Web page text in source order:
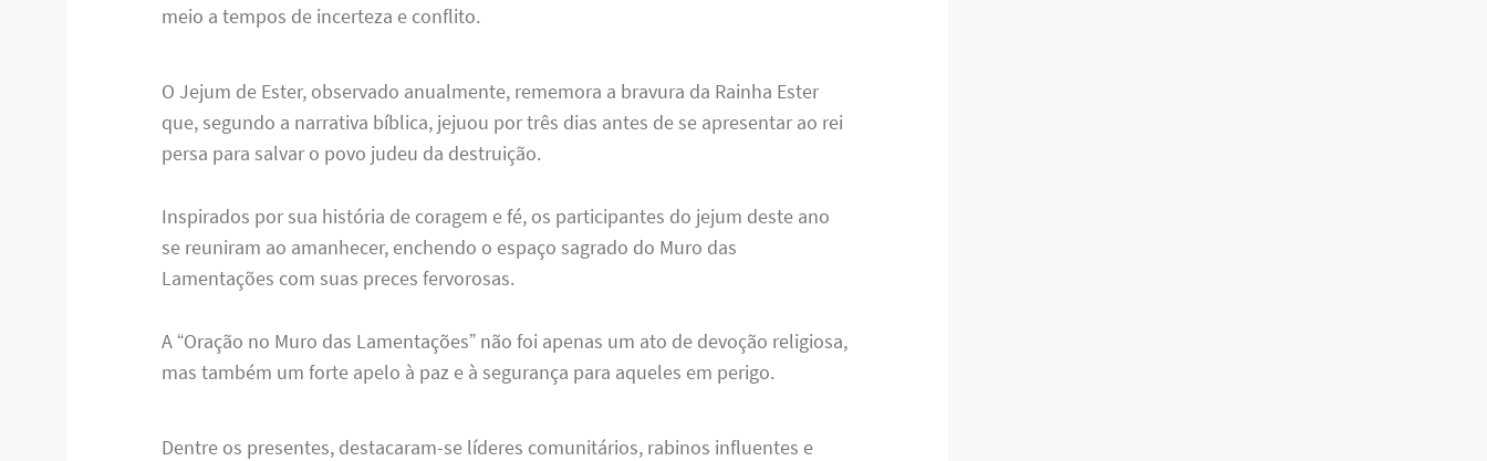
meio a tempos de incerteza e conflito.
O Jejum de Ester, observado anualmente, rememora a bravura da Rainha Ester
que, segundo a narrativa bíblica, jejuou por três dias antes de se apresentar ao rei
persa para salvar o povo judeu da destruição.
Inspirados por sua história de coragem e fé, os participantes do jejum deste ano
se reuniram ao amanhecer, enchendo o espaço sagrado do Muro das
Lamentações com suas preces fervorosas.
A “Oração no Muro das Lamentações” não foi apenas um ato de devoção religiosa,
mas também um forte apelo à paz e à segurança para aqueles em perigo.
Dentre os presentes, destacaram-se líderes comunitários, rabinos influentes e